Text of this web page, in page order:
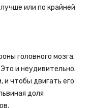
или по крайней
головного мозга.
и неудивительно.
чтобы двигать его
доля